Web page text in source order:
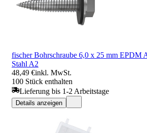
fischer Bohrschraube 6,0 x 25 mm EPDM
Stahl A2
48,49 €inkl. MwSt.
100 Stück enthalten
Lieferung bis 1-2 Arbeitstage
Details anzeigen